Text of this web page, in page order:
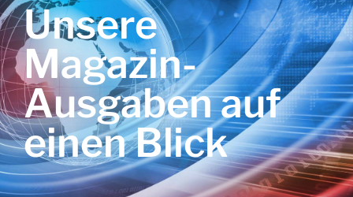
Unsere
Magazin-
Ausgaben auf
einen Blick